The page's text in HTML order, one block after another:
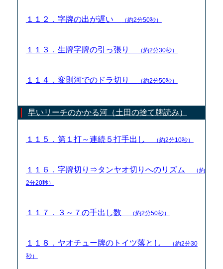
１１２．字牌の出が遅い （約2分50秒）
１１３．生牌字牌の引っ張り （約2分30秒）
１１４．変則河でのドラ切り （約2分50秒）
早いリーチのかかる河（土田の捨て牌読み）
１１５．第１打～連続５打手出し （約2分10秒）
１１６．字牌切り⇒タンヤオ切りへのリズム
（約
2分20秒）
１１７．３～７の手出し数 （約2分50秒）
１１８．ヤオチュー牌のトイツ落とし
（約2分30
秒）